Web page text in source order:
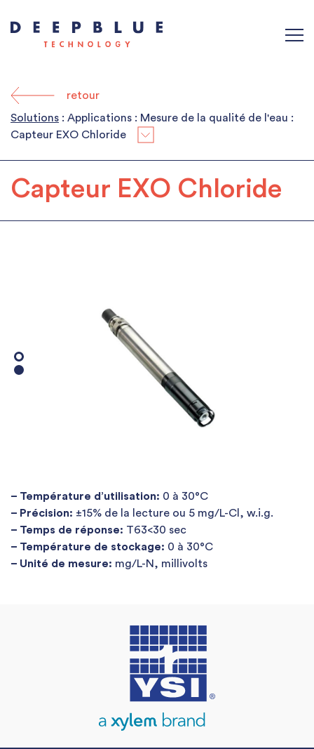
Solutions : Applications : Mesure de la qualité de l'eau :
Capteur EXO Chloride
retour
Capteur EXO Chloride
– Température d’utilisation: 0 à 30°C
– Précision: ±15% de la lecture ou 5 mg/L-Cl, w.i.g.
– Temps de réponse: T63<30 sec
– Température de stockage: 0 à 30°C
– Unité de mesure: mg/L-N, millivolts